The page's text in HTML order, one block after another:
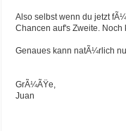
Also selbst wenn du jetzt
Chancen auf's Zweite. Noch
Genaues kann natÃ¼rlich
GrÃ¼ÃŸe,
Juan